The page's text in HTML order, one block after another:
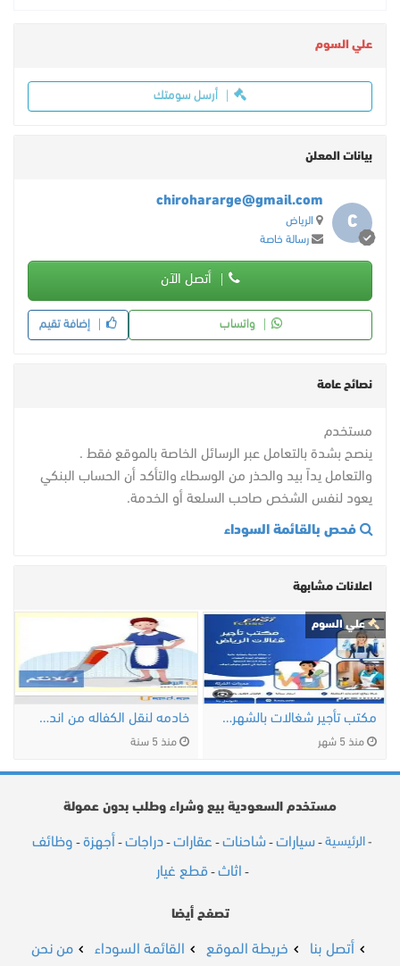
علي السوم
أرسل سومتك
بيانات المعلن
C
chirohararge@gmail.com
الرياض
رسالة خاصة
أتصل الآن
واتساب إضافة تقيم
نصائح عامة
مستخدم
ينصح بشدة بالتعامل عبر الرسائل الخاصة بالموقع فقط .
والتعامل يداً بيد والحذر من الوسطاء والتأكد أن الحساب البنكي
يعود لنفس الشخص صاحب السلعة أو الخدمة.
فحص بالقائمة السوداء
اعلانات مشابهة
علي السوم
مكتب تأجير شغالات بالشهر بالرياض 0540687866 …
منذ 5 شهر
خادمه لنقل الكفاله من اندونيسيا
منذ 5 سنة
مستخدم السعودية بيع وشراء وطلب بدون عمولة
- الرئيسية - سيارات - شاحنات - عقارات - دراجات - أجهزة - وظائف
- اثاث -قطع غيار
تصفح أيضا
أتصل بنا خريطة الموقع القائمة السوداء من نحن